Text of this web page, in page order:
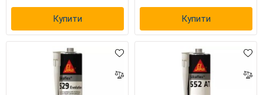
Купити Купити